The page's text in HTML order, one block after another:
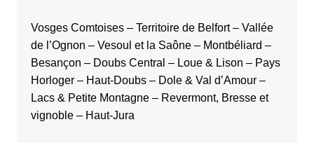
Vosges Comtoises– Territoire de Belfort– Vallée
de l’Ognon – Vesoul et la Saône– Montbéliard –
Besançon – Doubs Central – Loue & Lison – Pays
Horloger– Haut-Doubs– Dole & Val d’Amour–
Lacs & Petite Montagne– Revermont, Bresse et
vignoble– Haut-Jura